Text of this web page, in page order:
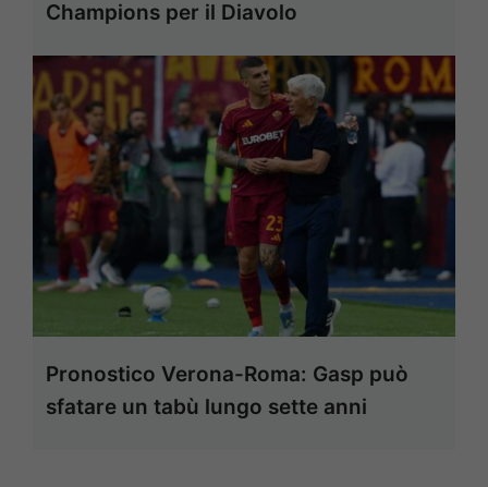
Champions per il Diavolo
Pronostico Verona-Roma: Gasp può
sfatare un tabù lungo sette anni